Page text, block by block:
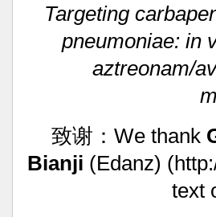
Targeting
pneumoniae:in
aztreonam/
致谢：We thank
Bianji (Edanz)
text